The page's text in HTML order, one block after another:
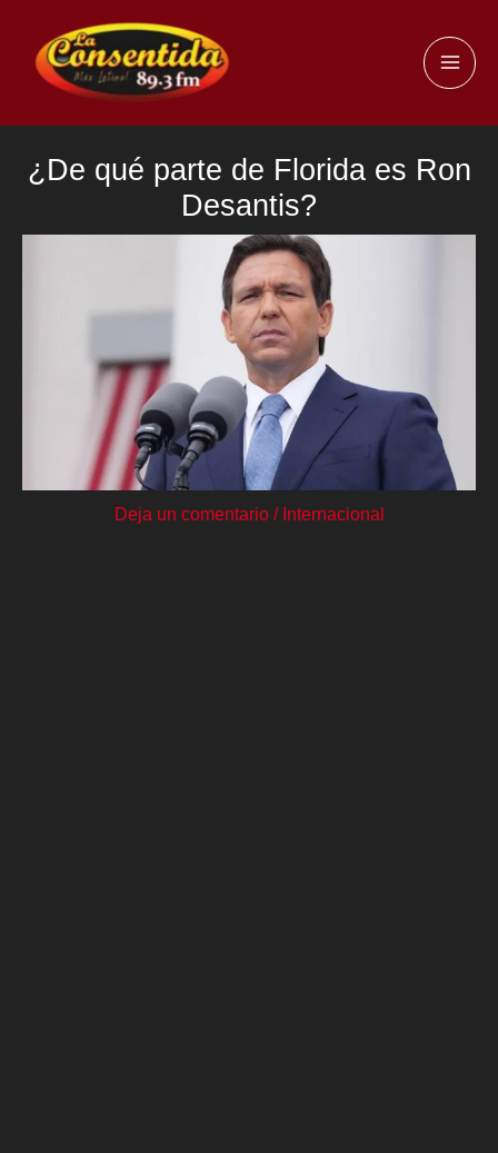
contenido
¿De qué parte de Florida es Ron
Desantis?
Deja un comentario / Internacional